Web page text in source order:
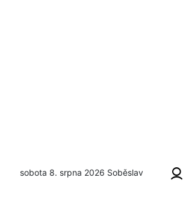
sobota 8. srpna 2026 Soběslav